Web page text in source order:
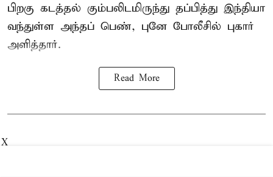
பிறகு கடத்தல் கும்பலிடமிருந்து தப்பித்து இந்தியா
வந்துள்ள அந்தப் பெண், புனே போலீசில் புகார்
அளித்தார்.
Read More
X